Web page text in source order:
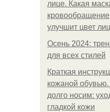
лице. Какая
улучшит цвет
Осень 2024:
для всех стилей
Краткая
кожаной обувью.
долго носим:
гладкой кожи